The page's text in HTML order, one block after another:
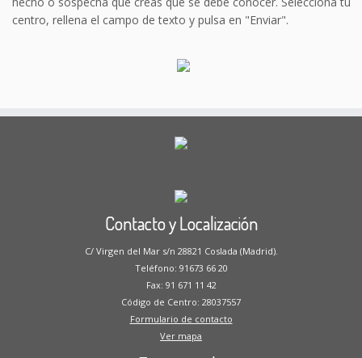
centro, rellena el campo de texto y pulsa en "Enviar".
Contacto y Localización
C/ Virgen del Mar s/n 28821 Coslada (Madrid).
Teléfono: 91673 66 20
Fax: 91 671 11 42
Código de Centro: 28037557
Formulario de contacto
Ver mapa